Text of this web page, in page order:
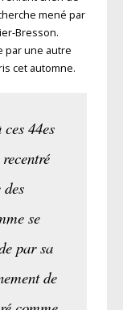
mené par
Bresson.
par une autre
cet automne.
44es
se
par sa
de